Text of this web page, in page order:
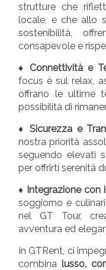
strutture che
locale, e che allo
sostenibilità,
consapevole e
♦ Connettività e
focus è sul relax,
offrano le ultime
possibilità di
♦ Sicurezza e
nostra priorità
seguendo elevati
per offrirti serenità
♦ Integrazione con
soggiorno e
nel GT Tour,
avventura ed
In GTRent, ci
combina lusso,